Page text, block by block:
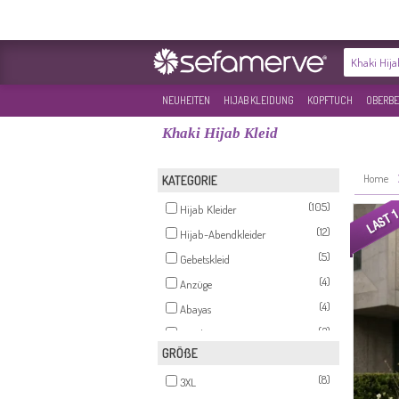
NEUHEITEN HIJAB KLEIDUNG KOPFTUCH
Khaki Hijab Kleid
KATEGORIE
Hijab Kleider
(105)
Hijab-Abendkleider
(12)
Gebetskleid
(5)
Anzüge
(4)
Abayas
(4)
Tunikas
(3)
Rock
Hose
(1)
GRÖßE
3XL
(8)
Home